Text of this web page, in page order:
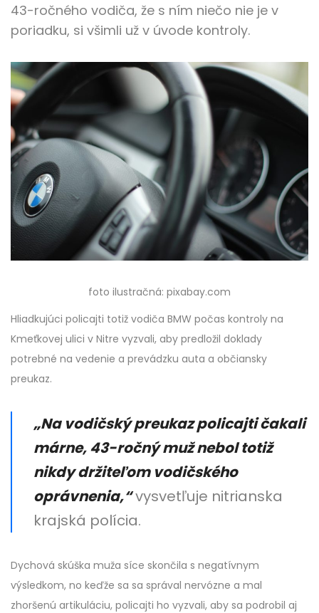
43-ročného vodiča, že s ním niečo nie je v
poriadku, si všimli už v úvode kontroly.
foto ilustračná: pixabay.com
Hliadkujúci policajti totiž vodiča BMW počas kontroly na
Kmeťkovej ulici v Nitre vyzvali, aby predložil doklady
potrebné na vedenie a prevádzku auta a občiansky
preukaz.
„Na vodičský preukaz policajti čakali
márne, 43-ročný muž nebol totiž
nikdy držiteľom vodičského
oprávnenia,“vysvetľuje nitrianska
krajská polícia.
Dychová skúška muža síce skončila s negatívnym
výsledkom, no keďže sa sa správal nervózne a mal
zhoršenú artikuláciu, policajti ho vyzvali, aby sa podrobil aj